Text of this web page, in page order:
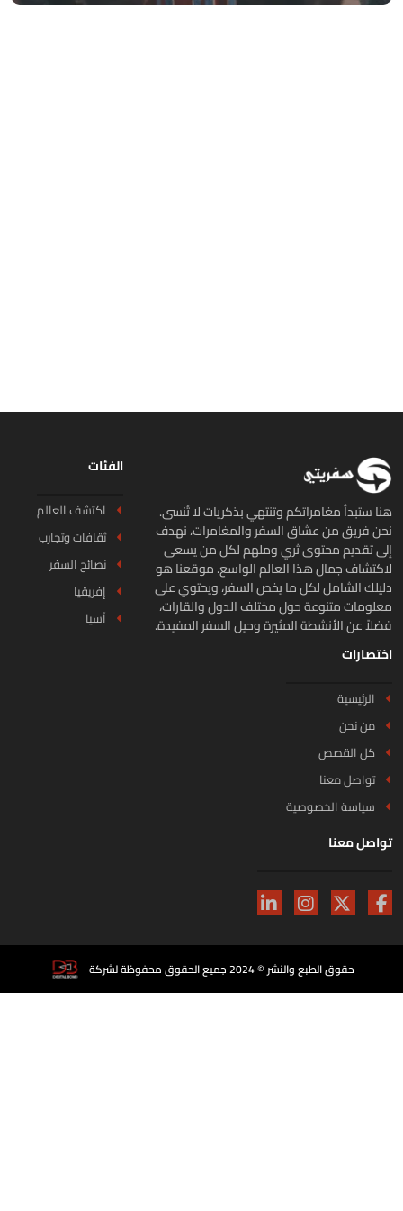
ستبدأ مغامراتكم وتنتهي بذكريات لا تُنسى.
فريق من عشاق السفر والمغامرات، نهدف
تقديم محتوى ثري وملهم لكل من يسعى
جمال هذا العالم الواسع. موقعنا هو
الشامل لكل ما يخص السفر، ويحتوي على
متنوعة حول مختلف الدول والقارات،
عن الأنشطة المثيرة وحيل السفر المفيدة.
الفئات
اكتشف العالم
ثقافات وتجارب
نصائح السفر
إفريقيا
آسيا
الرئيسية
من نحن
كل القصص
تواصل معنا
سياسة الخصوصية
معنا
حقوق الطبع والنشر © 2024 جميع الحقوق محفوظة لشركة